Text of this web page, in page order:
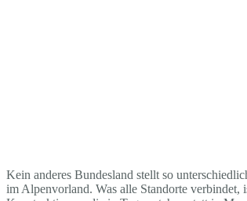
Kein anderes Bundesland stellt so
im Alpenvorland. Was alle Standorte